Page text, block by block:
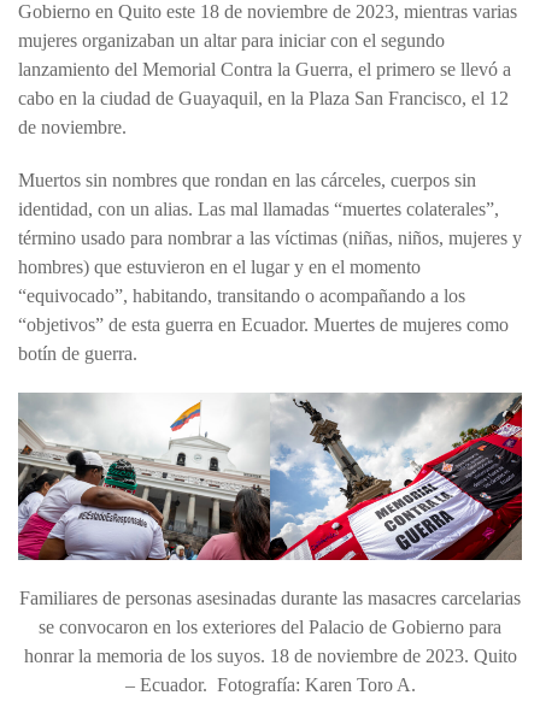
Gobierno en Quito este 18 de noviembre de 2023, mientras varias
mujeres organizaban un altar para iniciar con el segundo
lanzamiento del Memorial Contra la Guerra, el primero se llevó a
cabo en la ciudad de Guayaquil, en la Plaza San Francisco, el 12
de noviembre.
Muertos sin nombres que rondan en las cárceles, cuerpos sin
identidad, con un alias. Las mal llamadas “muertes colaterales”,
término usado para nombrar a las víctimas (niñas, niños, mujeres y
hombres) que estuvieron en el lugar y en el momento
“equivocado”, habitando, transitando o acompañando a los
“objetivos” de esta guerra en Ecuador. Muertes de mujeres como
botín de guerra.
Familiares de personas asesinadas durante las masacres carcelarias
se convocaron en los exteriores del Palacio de Gobierno para
honrar la memoria de los suyos. 18 de noviembre de 2023. Quito
– Ecuador. Fotografía: Karen Toro A.